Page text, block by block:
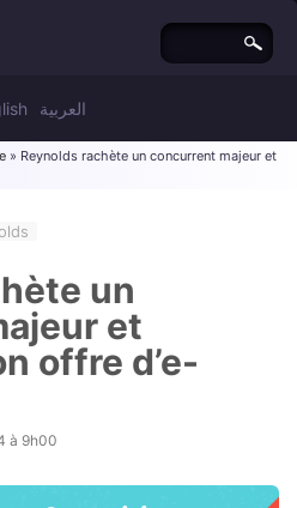
العربية
» Reynolds rachète un concurrent majeur et
un
et
offre d’e-
à 9h00